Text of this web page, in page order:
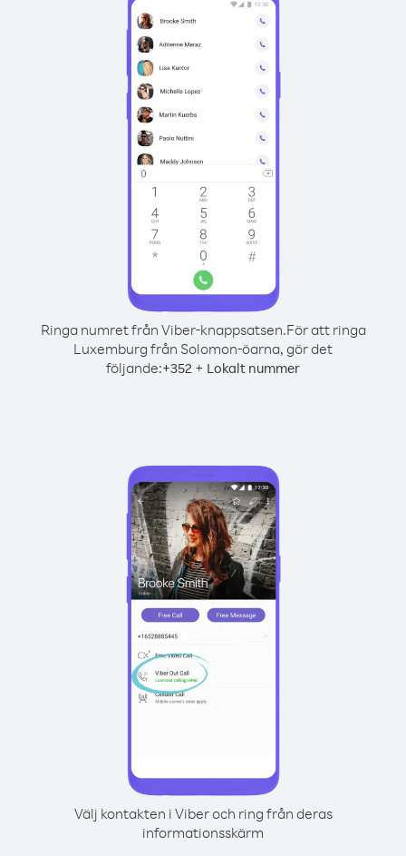
Ringa numret från Viber-knappsatsen.För att ringa
Luxemburg från Solomon-öarna, gör det
följande:+352 + Lokalt nummer
Välj kontakten i Viber och ring från deras
informationsskärm